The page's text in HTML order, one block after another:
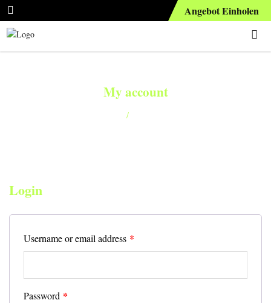
Angebot Einholen
My account
/
Login
Username or email address *
Password *